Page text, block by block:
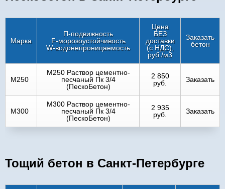
Марка
П-подвижность
F-морозоустойчивость
W-водонепроницаемость
Цена
БЕЗ
доставки
(с НДС),
руб./м3
Заказать
бетон
M250
M250 Раствор цементно-
песчаный Пк 3/4
(ПескоБетон)
2 850
руб.
Заказать
M300
M300 Раствор цементно-
песчаный Пк 3/4
(ПескоБетон)
2 935
руб.
Заказать
Тощий бетон в Санкт-Петербурге